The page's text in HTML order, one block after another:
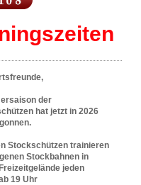
der
hat jetzt in 2026
Stockschützen trainieren
Stockbahnen in
jeden
19 Uhr